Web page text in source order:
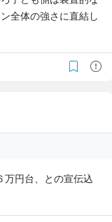
全体の強さに直結し
万円台、との宣伝込